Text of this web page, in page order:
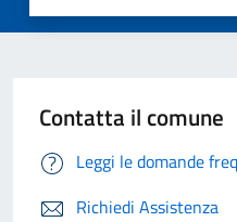
Contatta il comune
Leggi le domande
Richiedi Assistenza